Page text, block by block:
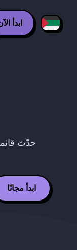
ابدأ
حدّث
ابدأ مجانًا